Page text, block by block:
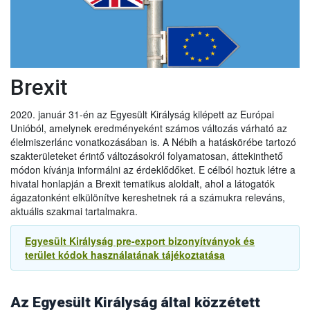
Brexit
2020. január 31-én az Egyesült Királyság kilépett az Európai
Unióból, amelynek eredményeként számos változás várható az
élelmiszerlánc vonatkozásában is. A Nébih a hatáskörébe tartozó
szakterületeket érintő változásokról folyamatosan, áttekinthető
módon kívánja informálni az érdeklődőket. E célból hoztuk létre a
hivatal honlapján a Brexit tematikus aloldalt, ahol a látogatók
ágazatonként elkülönítve kereshetnek rá a számukra releváns,
aktuális szakmai tartalmakra.
Egyesült Királyság pre-export bizonyítványok és
terület kódok használatának tájékoztatása
Az Egyesült Királyság által közzétett
árucikkeket az EU-ból Nagy-Britanniába 2022. június 30-ig:
● hűtött és fagyasztott darált baromfihús, és
● hűtött húskészítmények
Ez lehetővé teszi, hogy 2022. június 30-ig folytatódjon az
említett termékek kereskedelme az EU-ból.
2021.09.14
Újabb UK halasztás a növény és állategészsgügyi
ellenőrzésben
Az Egyesült Királyság kormánya úgy döntött, hogy tovább
halasztja az új ellenőrzések egyes elemeit, különösen az
egészségügyi és növény-egészségügyi árukkal
kapcsolatosakat. Ennek megfelelően:
- Az agrár-élelmiszeripari termékek behozatalának előzetes
bejelentésére vonatkozó követelményt 2021. október 1-jével
szemben2022. január 1-jénvezetik be.
- Az export egészségügyi bizonyítványokra vonatkozó új
bevezetni, most2022. július 1-jénvezetik be.
2022.01.01
Exportőrök, áruszállítmányozók és logisztikai
mezőgazdasági és környezetügyi szakdiplomata tájékoztatása